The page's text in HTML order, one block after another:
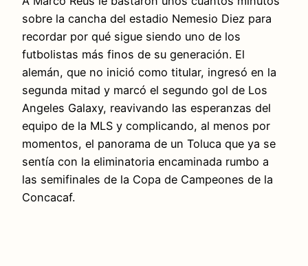
sobre la cancha del estadio Nemesio Diez para
recordar por qué sigue siendo uno de los
futbolistas más finos de su generación. El
alemán, que no inició como titular, ingresó en la
segunda mitad y marcó el segundo gol de Los
Angeles Galaxy, reavivando las esperanzas del
equipo de la MLS y complicando, al menos por
momentos, el panorama de un Toluca que ya se
sentía con la eliminatoria encaminada rumbo a
las semifinales de la Copa de Campeones de la
Concacaf.